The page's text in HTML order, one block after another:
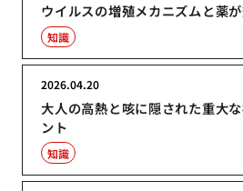
ウイルスの増殖メカニズムと薬
知識
大人の高熱と咳に隠された重大
ント
2026.04.20
知識